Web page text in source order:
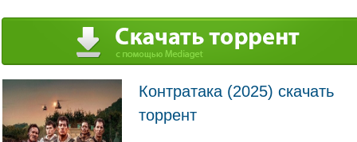
Контратака (2025) скачать
торрент